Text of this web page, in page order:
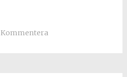
Kommentera